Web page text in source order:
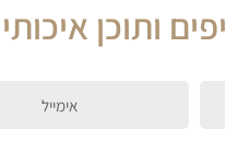
ותוכן איכותי